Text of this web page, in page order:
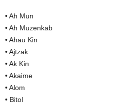
• Ah Mun
• Ah Muzenkab
• Ahau Kin
• Ajtzak
• Ak Kin
• Akaime
• Alom
• Bitol